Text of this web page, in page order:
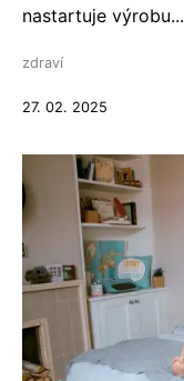
nastartuje výrobu...
zdraví
27. 02. 2025